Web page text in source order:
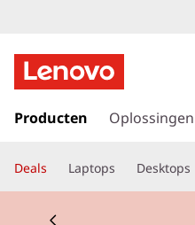
a
a
r
Producten Oplossingen
Deals Laptops Desktops
Currently displaying